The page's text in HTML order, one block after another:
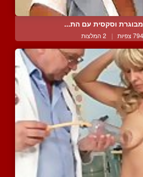
וסקסית עם הת...
צפיות | 2 המלצות